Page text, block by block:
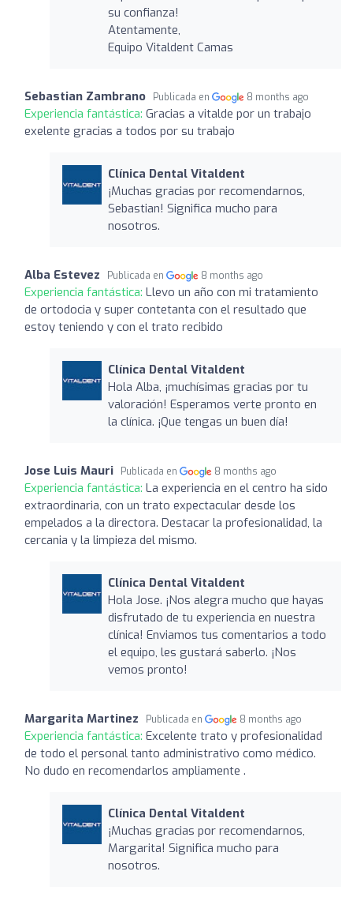
su confianza!
Atentamente,
Equipo Vitaldent Camas
Sebastian Zambrano Publicada en 8 months ago
Experiencia fantástica: Gracias a vitalde por un trabajo
exelente gracias a todos por su trabajo
Clínica Dental Vitaldent
¡Muchas gracias por recomendarnos,
Sebastian! Significa mucho para
nosotros.
Alba Estevez Publicada en 8 months ago
Experiencia fantástica: Llevo un año con mi tratamiento
de ortodocia y super contetanta con el resultado que
estoy teniendo y con el trato recibido
Clínica Dental Vitaldent
Hola Alba, ¡muchísimas gracias por tu
valoración! Esperamos verte pronto en
la clínica. ¡Que tengas un buen día!
Jose Luis Mauri Publicada en 8 months ago
Experiencia fantástica: La experiencia en el centro ha sido
extraordinaria, con un trato expectacular desde los
empelados a la directora. Destacar la profesionalidad, la
cercania y la limpieza del mismo.
Clínica Dental Vitaldent
Hola Jose. ¡Nos alegra mucho que hayas
disfrutado de tu experiencia en nuestra
clínica! Enviamos tus comentarios a todo
el equipo, les gustará saberlo. ¡Nos
vemos pronto!
Margarita Martinez Publicada en 8 months ago
Experiencia fantástica: Excelente trato y profesionalidad
de todo el personal tanto administrativo como médico.
No dudo en recomendarlos ampliamente .
Clínica Dental Vitaldent
¡Muchas gracias por recomendarnos,
Margarita! Significa mucho para
nosotros.